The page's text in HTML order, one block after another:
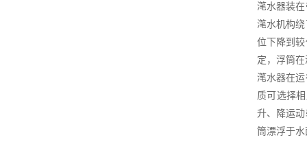
滗水器装
滗水机构
位下降到
定，浮筒
滗水器在
质可选择
升、降运
筒漂浮于